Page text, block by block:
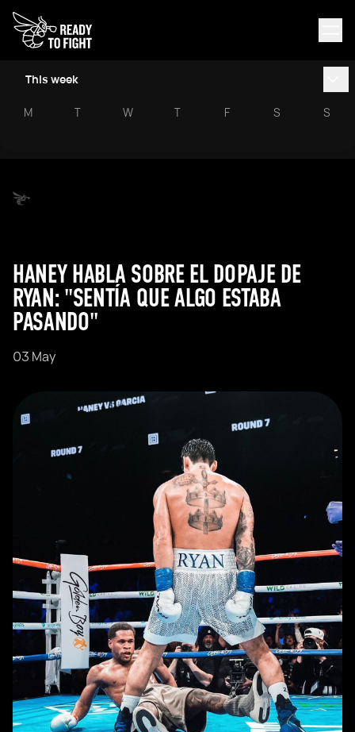
This week
M T W T F S S
HANEY HABLA SOBRE EL DOPAJE DE
RYAN: "SENTÍA QUE ALGO ESTABA
PASANDO"
03 May